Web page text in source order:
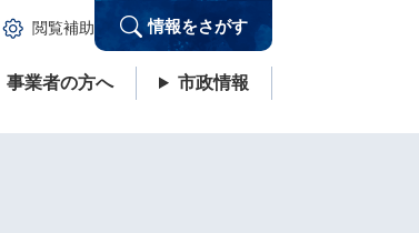
閲覧補助 情報をさがす
事業者の方へ 市政情報